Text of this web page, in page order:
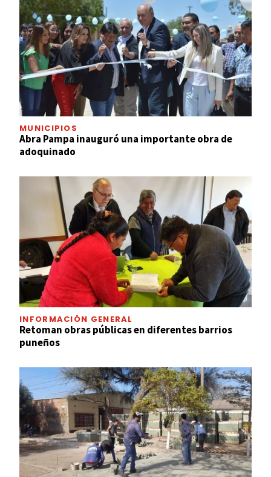
MUNICIPIOS
Abra Pampa inauguró una importante obra de
adoquinado
INFORMACIÓN GENERAL
Retoman obras públicas en diferentes barrios
puneños